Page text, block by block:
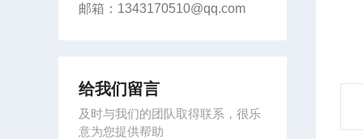
邮箱：1343170510@qq.com
给我们留言
及时与我们的团队取得联系，很乐
意为您提供帮助